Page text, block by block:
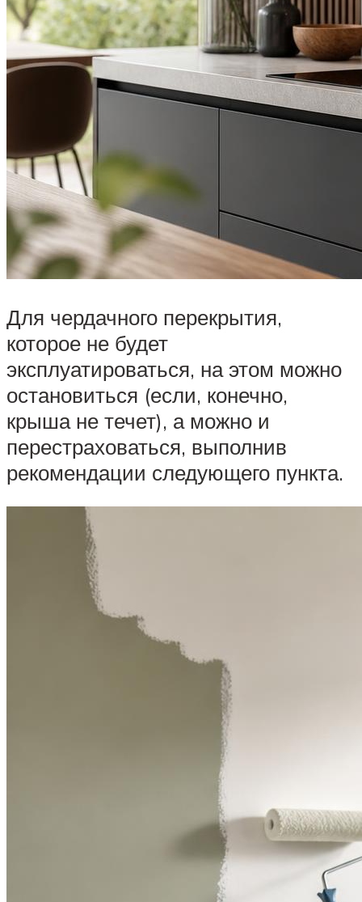
Для чердачного перекрытия,
которое не будет
эксплуатироваться, на этом можно
остановиться (если, конечно,
крыша не течет), а можно и
перестраховаться, выполнив
рекомендации следующего пункта.